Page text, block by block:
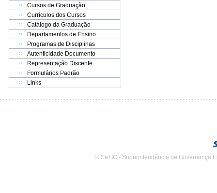
Cursos de Graduação
Currículos dos Cursos
Catálogo da Graduação
Departamentos de Ensino
Programas de Disciplinas
Autenticidade Documento
Representação Discente
Formulários Padrão
Links
© SeTIC - Superintendência de Governança